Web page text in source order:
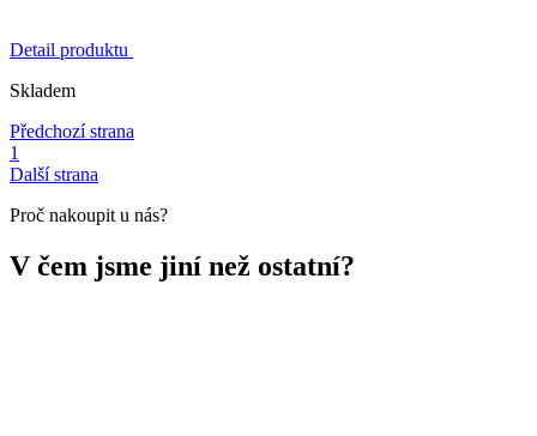
Detail produktu
Skladem
Předchozí strana
1
Další strana
Proč nakoupit u nás?
V čem jsme jiní než ostatní?